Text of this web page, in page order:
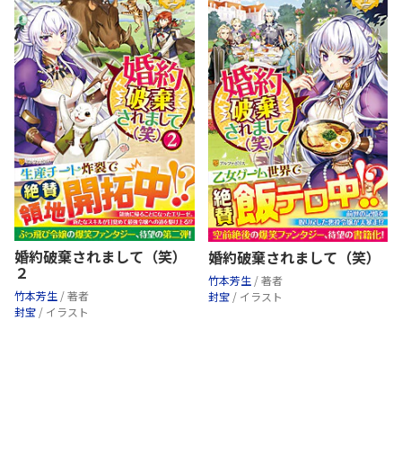
婚約破棄されまして（笑）
２
竹本芳生 / 著者
封宝 / イラスト
婚約破棄されまして（笑）
竹本芳生 / 著者
封宝 / イラスト